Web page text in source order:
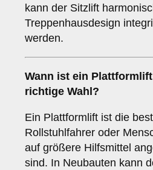
kann der Sitzlift
Treppenhausdesign
werden.
Wann ist ein Plattformlift
richtige Wahl?
Ein Plattformlift ist die
Rollstuhlfahrer oder
auf größere Hilfsmittel
sind. In Neubauten kann